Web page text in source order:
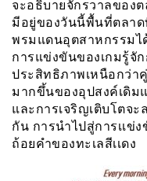
จะอธิบายจักรวาลของ
มีอยู่ของวันนี้พื้นที่ตลาด
พรมแดนอุตสาหกรรมไ
การแข่งขันของเกมรู้จั
ประสิทธิภาพเหนือกว่า
มากขึ้นของอุปสงค์เดิม
และการเจริญเติบโตจ
กัน การนำไปสู่การเเข่
ถ้อยคำของทะเลสีเเดง